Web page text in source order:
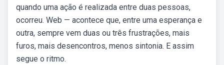
quando uma ação é realizada entre duas pessoas,
ocorreu. Web — acontece que, entre uma esperança e
outra, sempre vem duas ou três frustrações, mais
furos, mais desencontros, menos sintonia. E assim
segue o ritmo.